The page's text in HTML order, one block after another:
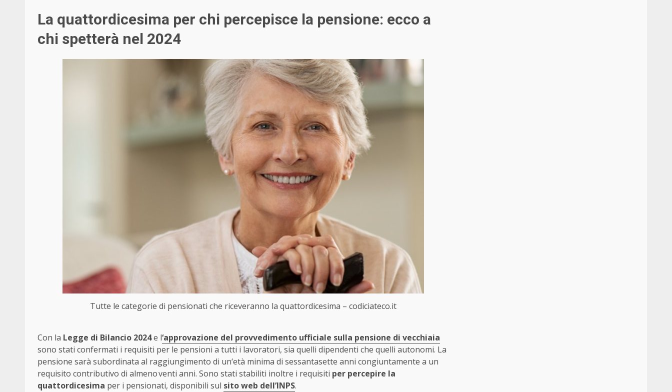
La quattordicesima per chi percepisce la pensione: ecco a
chi spetterà nel 2024
Tutte le categorie di pensionati che riceveranno la quattordicesima – codiciateco.it
Con la Legge di Bilancio 2024e l‘approvazione del provvedimento ufficiale sulla pensione di vecchiaia
sono stati confermati i requisiti per le pensioni a tutti i lavoratori, sia quelli dipendenti che quelli autonomi. La
pensione sarà subordinata al raggiungimento di un‘età minima di sessantasette anni congiuntamente a un
requisito contributivo di almeno venti anni. Sono stati stabiliti inoltre i requisiti per percepire la
quattordicesima per i pensionati, disponibili sul sito web dell’INPS.